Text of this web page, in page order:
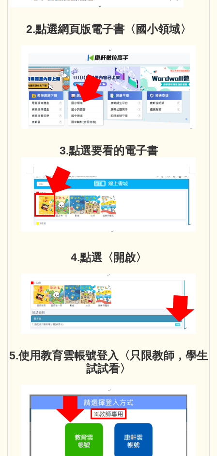
2.點選網頁版電子書〈國小領域〉
3.點選要看的電子書
4.點選〈開啟〉
5.使用教育雲帳號登入〈只限教師，學生
試試看〉